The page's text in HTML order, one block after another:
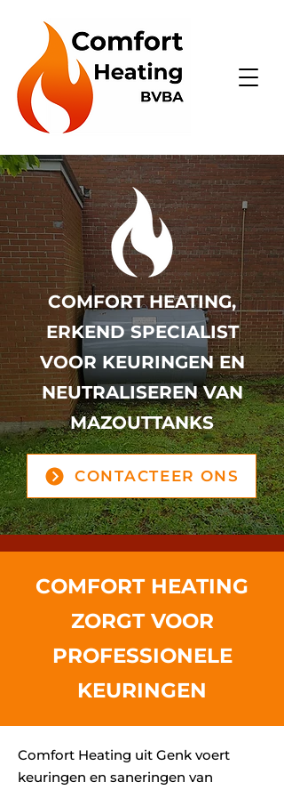
COMFORT HEATING,
ERKEND SPECIALIST
VOOR KEURINGEN EN
NEUTRALISEREN VAN
MAZOUTTANKS
CONTACTEER ONS
COMFORT HEATING
ZORGT VOOR
PROFESSIONELE
KEURINGEN
Comfort Heating uit Genk voert
keuringen en saneringen van